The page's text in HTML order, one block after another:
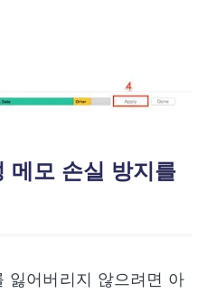
메모 손실 방지를
잃어버리지 않으려면 아